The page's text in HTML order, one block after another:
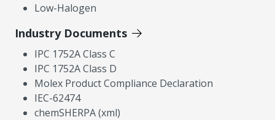
Low-Halogen
Industry Documents
IPC 1752A Class C
IPC 1752A Class D
Molex Product Compliance Declaration
IEC-62474
chemSHERPA (xml)